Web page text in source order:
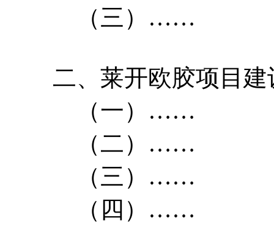
（三）……
二、莱开欧胶项目建
（一）……
（二）……
（三）……
（四）……